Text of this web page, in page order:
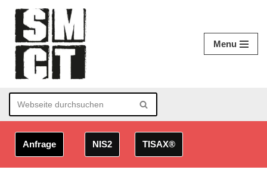
Zum
Inhalt
springen
Menu
Anfrage NIS2 TISAX®